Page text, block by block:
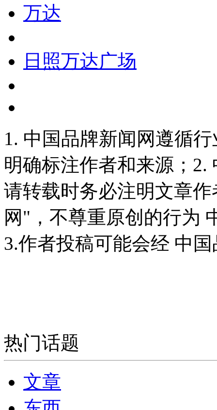
万达
日照万达广场
1. 中国品牌新闻网遵循
明确标注作者和来源；
请转载时务必注明文章
网"，不尊重原创的行为
3.作者投稿可能会经 中
热门话题
文章